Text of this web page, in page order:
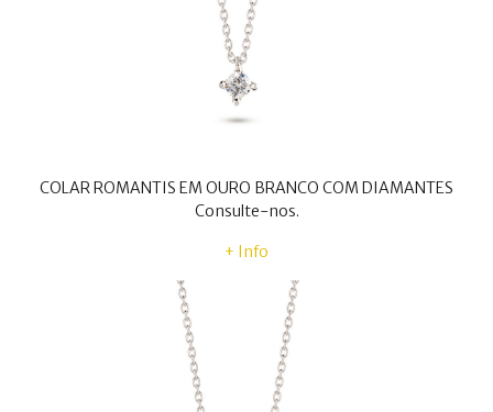
COLAR ROMANTIS EM OURO BRANCO COM DIAMANTES
Consulte-nos.
+ Info